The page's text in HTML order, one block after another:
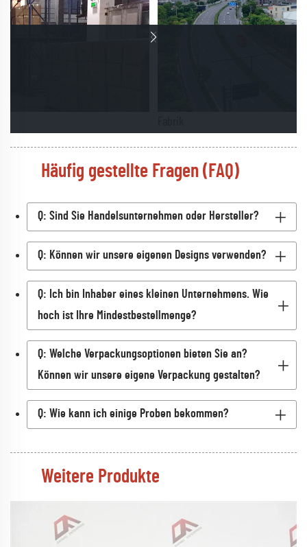
Häufig gestellte Fragen (FAQ)
Q: Sind Sie Handelsunternehmen oder Hersteller?
Q: Können wir unsere eigenen Designs verwenden?
Q: Ich bin Inhaber eines kleinen Unternehmens. Wie
hoch ist Ihre Mindestbestellmenge?
Q: Welche Verpackungsoptionen bieten Sie an?
Können wir unsere eigene Verpackung gestalten?
Q: Wie kann ich einige Proben bekommen?
Weitere Produkte